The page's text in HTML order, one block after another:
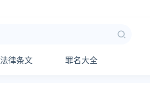
法律条文 罪名大全